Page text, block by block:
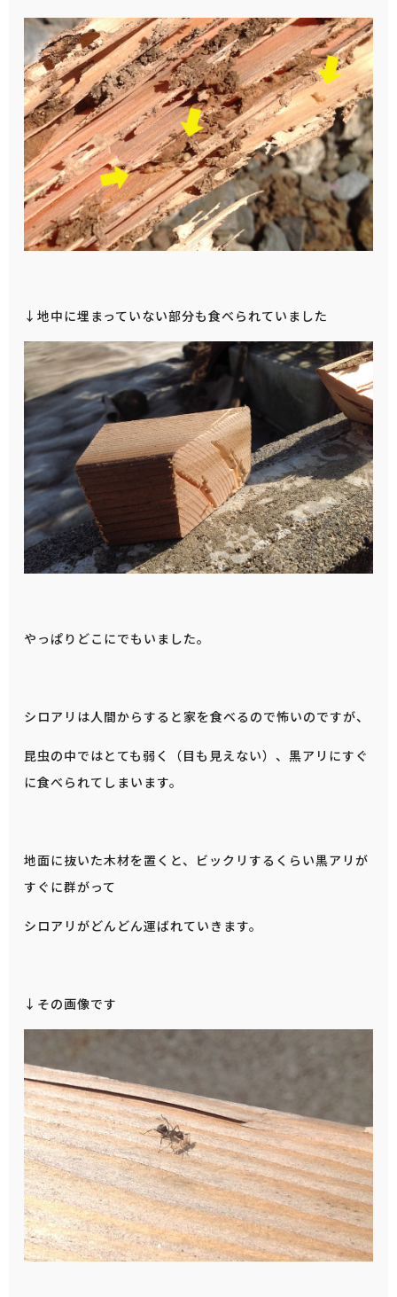
↓地中に埋まっていない部分も食べられていました
やっぱりどこにでもいました。
シロアリは人間からすると家を食べるので怖いのですが、
昆虫の中ではとても弱く（目も見えない）、黒アリにすぐ
に食べられてしまいます。
地面に抜いた木材を置くと、ビックリするくらい黒アリが
すぐに群がって
シロアリがどんどん運ばれていきます。
↓その画像です